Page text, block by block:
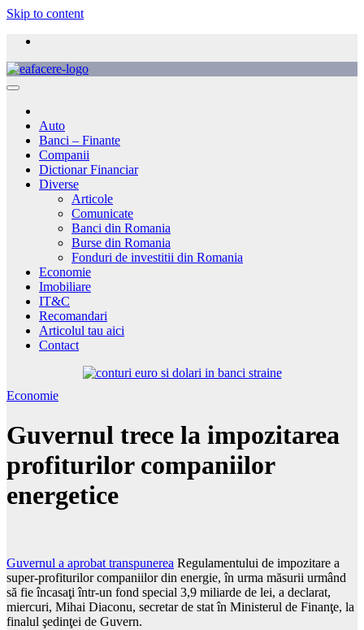
Skip to content
Auto
Banci – Finante
Companii
Dictionar Financiar
Diverse
Articole
Comunicate
Banci din Romania
Burse din Romania
Fonduri de investitii din Romania
Economie
Imobiliare
IT&C
Recomandari
Articolul tau aici
Contact
Economie
Guvernul trece la impozitarea
profiturilor companiilor
energetice
Guvernul a aprobat transpunerea Regulamentului de impozitare a
super-profiturilor companiilor din energie, în urma măsurii urmând
să fie încasaţi într-un fond special 3,9 miliarde de lei, a declarat,
miercuri, Mihai Diaconu, secretar de stat în Ministerul de Finanţe, la
finalul şedinţei de Guvern.